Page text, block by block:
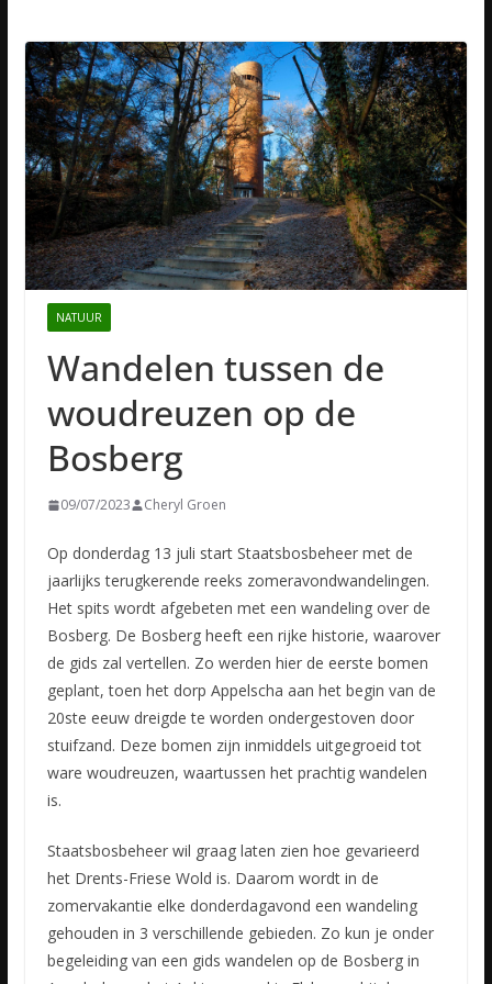
NATUUR
Wandelen tussen de
woudreuzen op de
Bosberg
09/07/2023 Cheryl Groen
Op donderdag 13 juli start Staatsbosbeheer met de
jaarlijks terugkerende reeks zomeravondwandelingen.
Het spits wordt afgebeten met een wandeling over de
Bosberg. De Bosberg heeft een rijke historie, waarover
de gids zal vertellen. Zo werden hier de eerste bomen
geplant, toen het dorp Appelscha aan het begin van de
20ste eeuw dreigde te worden ondergestoven door
stuifzand. Deze bomen zijn inmiddels uitgegroeid tot
ware woudreuzen, waartussen het prachtig wandelen
is.
Staatsbosbeheer wil graag laten zien hoe gevarieerd
het Drents-Friese Wold is. Daarom wordt in de
zomervakantie elke donderdagavond een wandeling
gehouden in 3 verschillende gebieden. Zo kun je onder
begeleiding van een gids wandelen op de Bosberg in